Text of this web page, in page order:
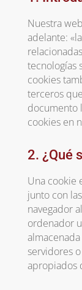
Nuestra
adelante:
tecnologías
cookies
terceros
documento
cookies en
2. ¿Qué
Una cookie
junto con
navegador
ordenador
servidores
apropiados